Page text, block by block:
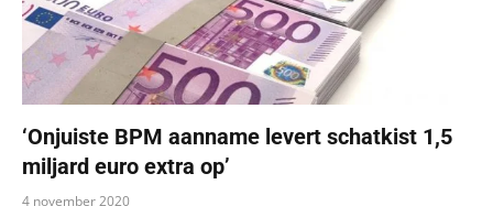
‘Onjuiste BPM aanname levert schatkist 1,5
miljard euro extra op’
4 november 2020